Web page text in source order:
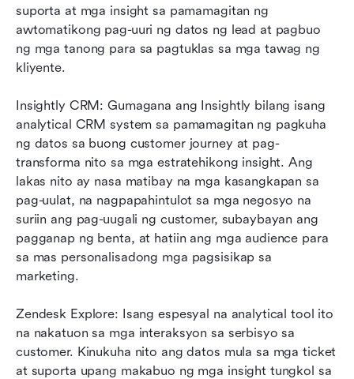
suporta at mga insight sa pamamagitan ng
awtomatikong pag-uuri ng datos ng lead at pagbuo
ng mga tanong para sa pagtuklas sa mga tawag ng
kliyente.
Insightly CRM: Gumagana ang Insightly bilang isang
analytical CRM system sa pamamagitan ng pagkuha
ng datos sa buong customer journey at pag-
transforma nito sa mga estratehikong insight. Ang
lakas nito ay nasa matibay na mga kasangkapan sa
pag-uulat, na nagpapahintulot sa mga negosyo na
suriin ang pag-uugali ng customer, subaybayan ang
pagganap ng benta, at hatiin ang mga audience para
sa mas personalisadong mga pagsisikap sa
marketing.
Zendesk Explore: Isang espesyal na analytical tool ito
na nakatuon sa mga interaksyon sa serbisyo sa
customer. Kinukuha nito ang datos mula sa mga ticket
at suporta upang makabuo ng mga insight tungkol sa